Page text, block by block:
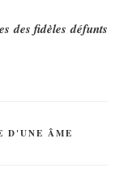
des fidèles défunts
D'UNE ÂME